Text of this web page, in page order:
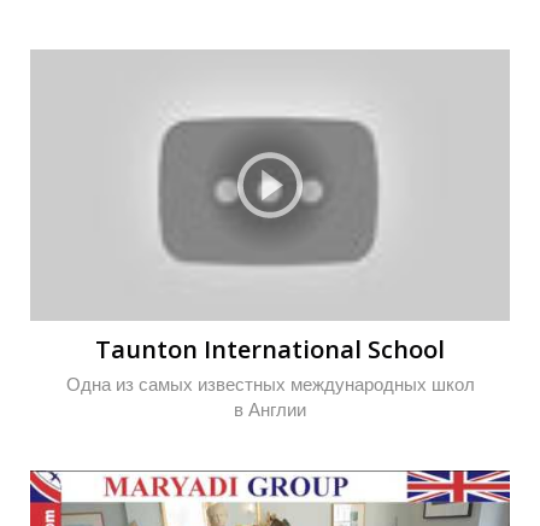
О
Taunton International School
Одна из самых известных международных школ
в Англии
О